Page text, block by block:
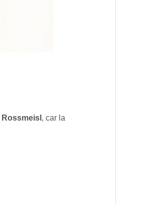
Rossmeisl , car la